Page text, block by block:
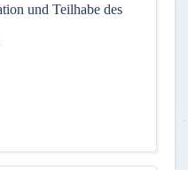
und Teilhabe des